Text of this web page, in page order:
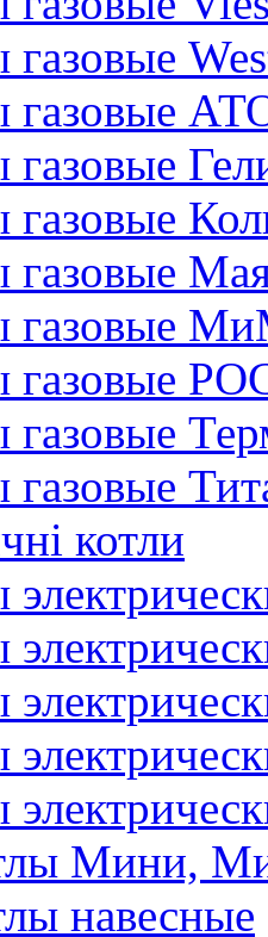
газовые
газовые
газовые
газовые
газовые
газовые
газовые
газовые
газовые
котли
Мини,
навесные